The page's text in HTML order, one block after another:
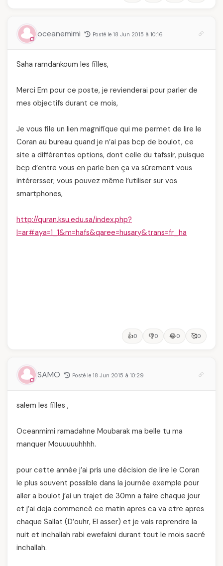
oceanemimi Posté le 18 Jun 2015 à 10:16
Saha ramdankoum les filles,
Merci Em pour ce poste, je revienderai pour parler de
mes objectifs durant ce mois,
Je vous file un lien magnifique qui me permet de lire le
Coran au bureau quand je n’ai pas bcp de boulot, ce
site a différentes options, dont celle du tafssir, puisque
bcp d’entre vous en parle ben ça va sûrement vous
intérersser; vous pouvez même l’utiliser sur vos
smartphones,
http://quran.ksu.edu.sa/index.php?
l=ar#aya=1_1&m=hafs&qaree=husary&trans=fr_ha
👍0 👎0 😂0 🥰0
SAMO Posté le 18 Jun 2015 à 10:29
salem les filles ,
Oceanmimi ramadahne Moubarak ma belle tu ma
manquer Mouuuuuhhhh.
pour cette année j’ai pris une décision de lire le Coran
le plus souvent possible dans la journée exemple pour
aller a boulot j’ai un trajet de 30mn a faire chaque jour
et j’ai deja commencé ce matin apres ca va etre apres
chaque Sallat (D’ouhr, El asser) et je vais reprendre la
nuit et inchallah rabi ewefakni durant tout le mois sacré
inchallah.